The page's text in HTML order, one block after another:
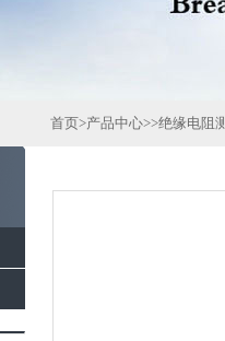
首页>产品中心>>绝缘电阻